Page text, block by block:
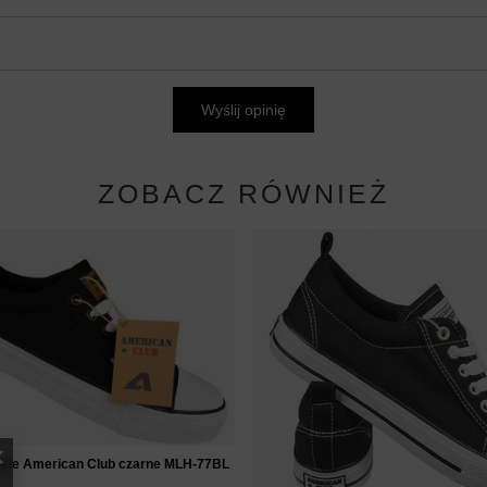
Wyślij opinię
ZOBACZ RÓWNIEŻ
American Club czarne MLH-77BL